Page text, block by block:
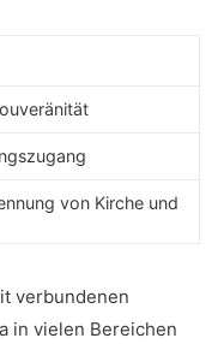
‌von⁤ Kirche und
verbundenen
in vielen Bereichen